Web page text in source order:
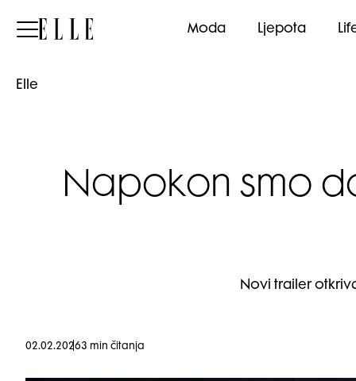
Elle Moda Ljepota
Elle
Napokon smo
Novi trailer
02.02.20263 min čitanja